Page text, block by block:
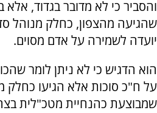
והסביר כי לא מדובר בגדוד, אלא
שהגיעה מהצפון, כחלק מנוהל
יועדה לשמירה על אדם מסוים.
הוא הדגיש כי לא ניתן לומר
על ח"כ סוכות אלא הגיעו כחלק
שמבוצעת כהנחיית מטכ"לית